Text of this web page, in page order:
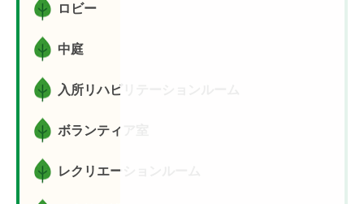
ロビー
中庭
入所リハビリテーションルーム
ボランティア室
レクリエーションルーム